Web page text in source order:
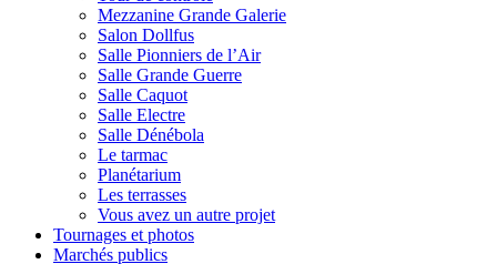
Mezzanine Grande Galerie
Salon Dollfus
Salle Pionniers de l’Air
Salle Grande Guerre
Salle Caquot
Salle Electre
Salle Dénébola
Le tarmac
Planétarium
Les terrasses
Vous avez un autre projet
Tournages et photos
Marchés publics